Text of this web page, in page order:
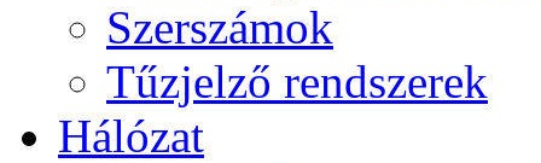
Szerszámok
Tűzjelző rendszerek
Hálózat